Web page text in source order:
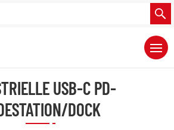
USB-C PD-
DOCK